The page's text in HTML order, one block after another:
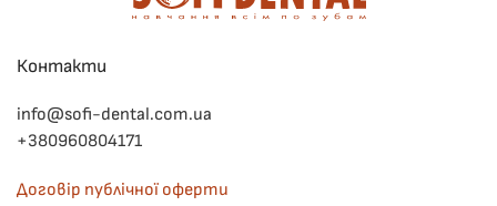
Контакти
info@sofi-dental.com.ua
+380960804171
Договір публічної оферти